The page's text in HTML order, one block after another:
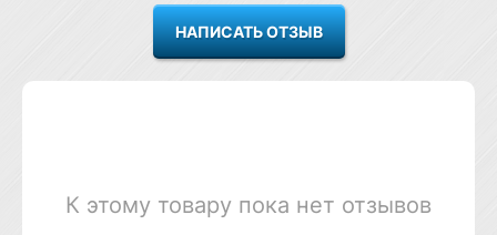
К этому товару пока нет отзывов